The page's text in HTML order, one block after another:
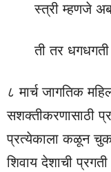
स्त्री म्हणजे
ती तर
८ मार्च जागतिक
सशक्तीकरणासाठी
प्रत्येकाला कळून
शिवाय देशाची